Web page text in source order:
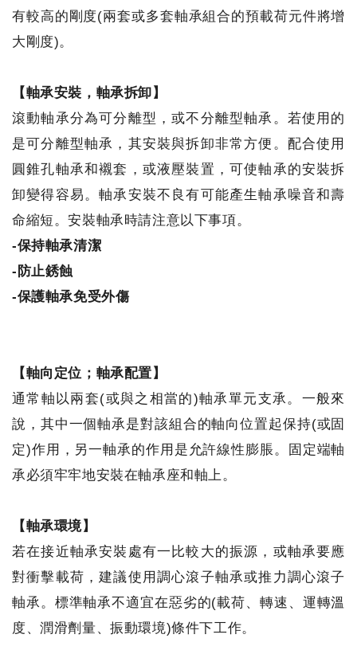
有較高的剛度(兩套或多套軸承組合的預載荷元件將增
大剛度)。
【軸承安裝，軸承拆卸】
滾動軸承分為可分離型，或不分離型軸承。若使用的
是可分離型軸承，其安裝與拆卸非常方便。配合使用
圓錐孔軸承和襯套，或液壓裝置，可使軸承的安裝拆
卸變得容易。軸承安裝不良有可能產生軸承噪音和壽
命縮短。安裝軸承時請注意以下事項。
-保持軸承清潔
-防止銹蝕
-保護軸承免受外傷
【軸向定位；軸承配置】
通常軸以兩套(或與之相當的)軸承單元支承。一般來
說，其中一個軸承是對該組合的軸向位置起保持(或固
定)作用，另一軸承的作用是允許線性膨脹。固定端軸
承必須牢牢地安裝在軸承座和軸上。
【軸承環境】
若在接近軸承安裝處有一比較大的振源，或軸承要應
對衝擊載荷，建議使用調心滾子軸承或推力調心滾子
軸承。標準軸承不適宜在惡劣的(載荷、轉速、運轉溫
度、潤滑劑量、振動環境)條件下工作。